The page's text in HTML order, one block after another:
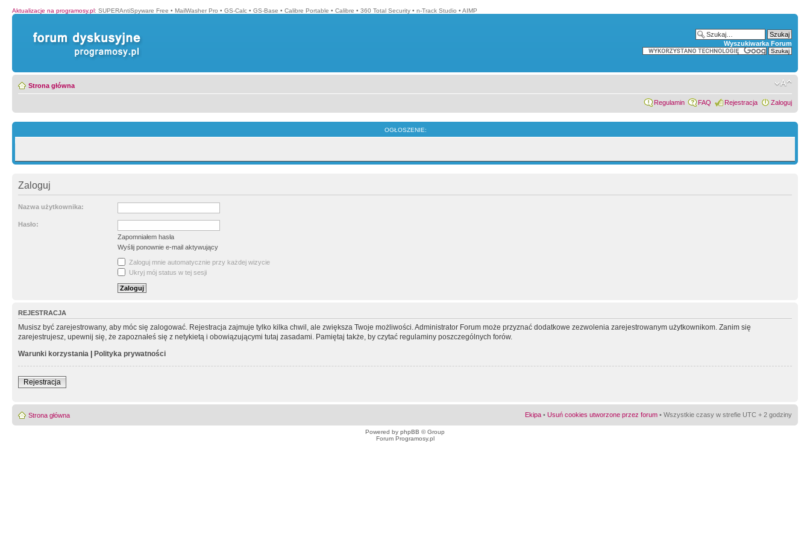
Aktualizacje na programosy.pl: SUPERAntiSpyware Free • MailWasher Pro • GS-Calc • GS-Base • Calibre Portable • Calibre • 360 Total Security • n-Track Studio • AIMP
Wyszukiwarka Forum
Strona główna
Regulamin FAQ Rejestracja Zaloguj
OGŁOSZENIE:
Zaloguj
Nazwa użytkownika:
Hasło:
Zapomniałem hasła
Wyślij ponownie e-mail aktywujący
Zaloguj mnie automatycznie przy każdej wizycie
Ukryj mój status w tej sesji
REJESTRACJA
Musisz być zarejestrowany, aby móc się zalogować. Rejestracja zajmuje tylko kilka chwil, ale zwiększa Twoje możliwości. Administrator Forum może przyznać dodatkowe zezwolenia zarejestrowanym użytkownikom. Zanim się
zarejestrujesz, upewnij się, że zapoznałeś się z netykietą i obowiązującymi tutaj zasadami. Pamiętaj także, by czytać regulaminy poszczególnych forów.
Warunki korzystania | Polityka prywatności
Rejestracja
Strona główna Ekipa • Usuń cookies utworzone przez forum • Wszystkie czasy w strefie UTC + 2 godziny
Powered by phpBB © Group
Forum Programosy.pl